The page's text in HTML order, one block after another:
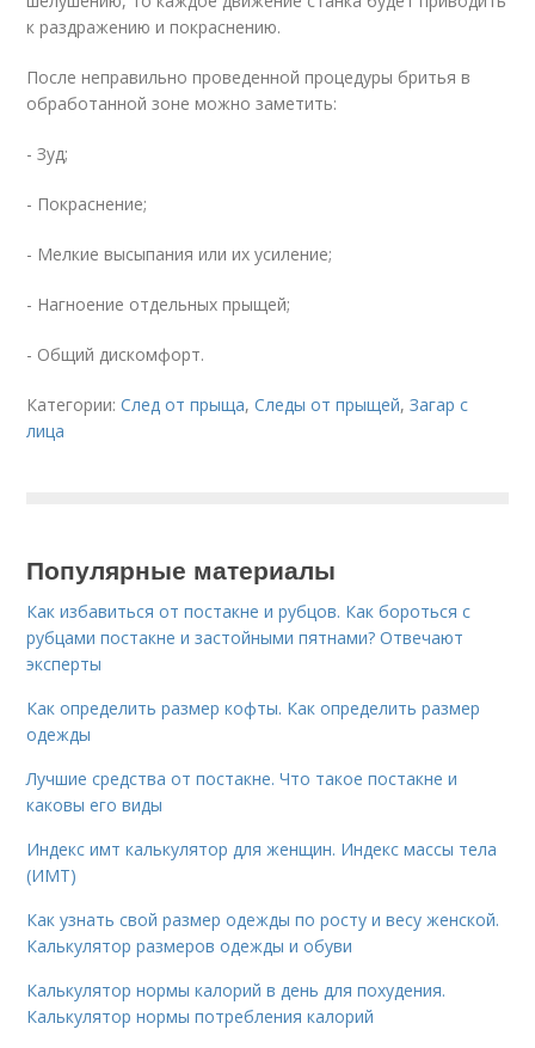
к раздражению и покраснению.
После неправильно проведенной процедуры бритья в
обработанной зоне можно заметить:
- Зуд;
- Покраснение;
- Мелкие высыпания или их усиление;
- Нагноение отдельных прыщей;
- Общий дискомфорт.
Категории:След от прыща,Следы от прыщей,Загар с
лица
Популярные материалы
Как избавиться от постакне и рубцов. Как бороться с
рубцами постакне и застойными пятнами? Отвечают
эксперты
Как определить размер кофты. Как определить размер
одежды
Лучшие средства от постакне. Что такое постакне и
каковы его виды
Индекс имт калькулятор для женщин. Индекс массы тела
(ИМТ)
Как узнать свой размер одежды по росту и весу женской.
Калькулятор размеров одежды и обуви
Калькулятор нормы калорий в день для похудения.
Калькулятор нормы потребления калорий